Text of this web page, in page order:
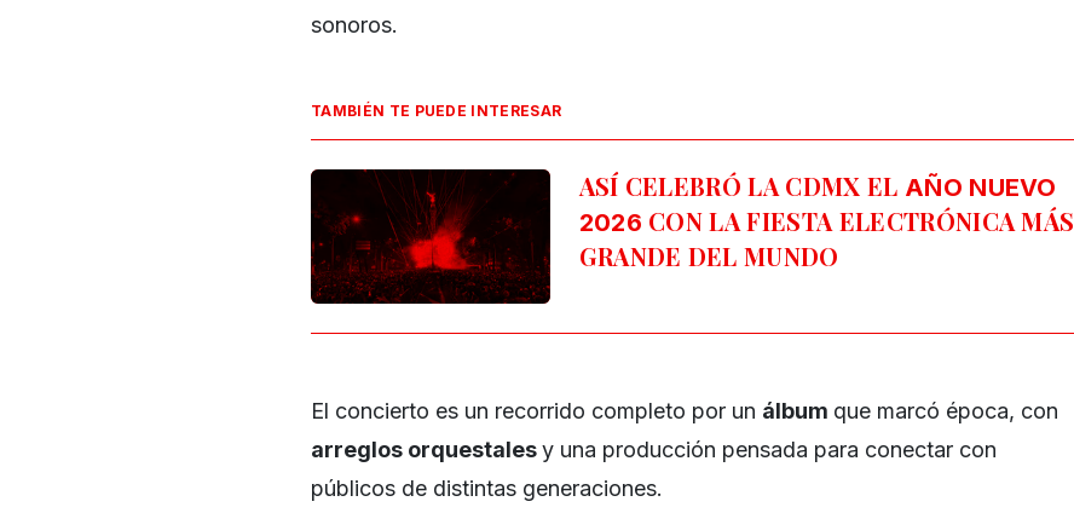
sonoros.
TAMBIÉN TE PUEDE INTERESAR
ASÍ CELEBRÓ LA CDMX EL AÑO NUEVO
2026 CON LA FIESTA ELECTRÓNICA MÁS
GRANDE DEL MUNDO
El concierto es un recorrido completo por un álbum que marcó época, con
arreglos orquestalesy una producción pensada para conectar con
públicos de distintas generaciones.